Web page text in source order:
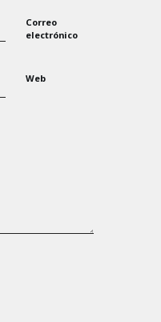
Correo
electrónico
Web